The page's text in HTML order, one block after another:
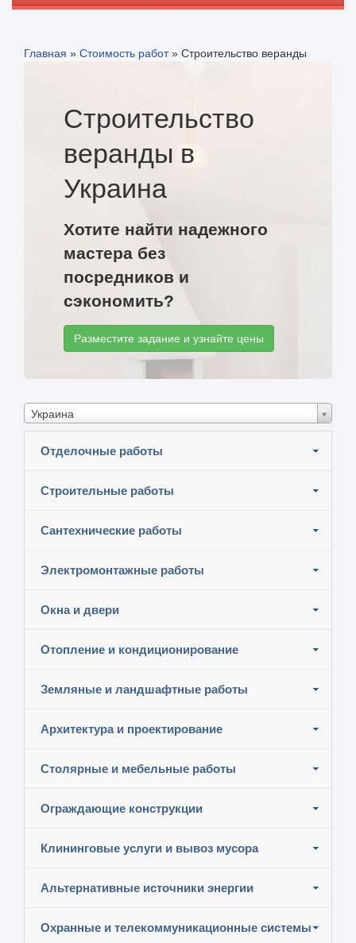
Главная » Стоимость работ» Строительство веранды
Строительство
веранды в
Украина
Хотите найти надежного
мастера без
посредников и
сэкономить?
Разместите задание и узнайте цены
Украина
Отделочные работы
Строительные работы
Сантехнические работы
Электромонтажные работы
Окна и двери
Отопление и кондиционирование
Земляные и ландшафтные работы
Архитектура и проектирование
Столярные и мебельные работы
Ограждающие конструкции
Клининговые услуги и вывоз мусора
Альтернативные источники энергии
Охранные и телекоммуникационные системы